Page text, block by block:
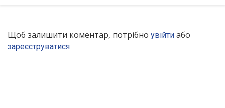
Щоб залишити коментар, потрібно увійти або
зареєструватися